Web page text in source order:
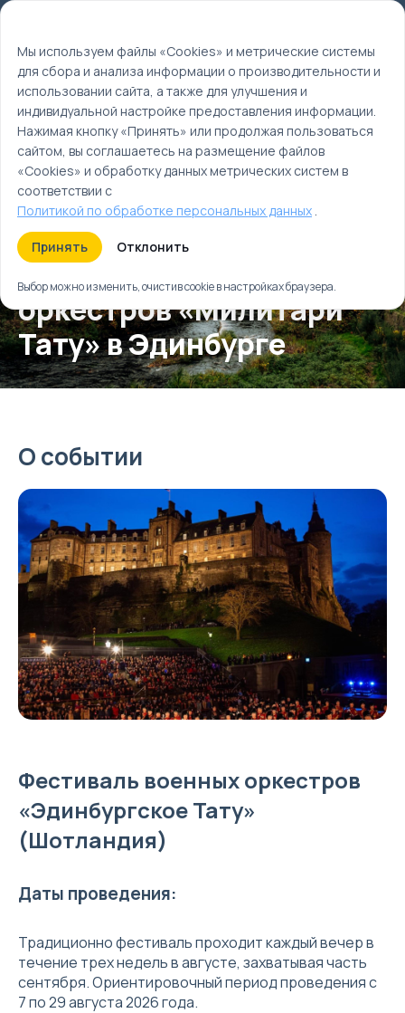
Главная
Календарь событий
Лето
Август
Фестиваль военных
оркестров «Милитари
Тату» в Эдинбурге
О событии
Фестиваль военных оркестров
«Эдинбургское Тату»
(Шотландия)
Даты проведения:
Традиционно фестиваль проходит каждый вечер в
течение трех недель в августе, захватывая часть
сентября. Ориентировочный период проведения с
7 по 29 августа 2026 года.
Мы используем файлы «Cookies» и метрические системы
для сбора и анализа информации о производительности и
использовании сайта, а также для улучшения и
индивидуальной настройке предоставления информации.
Нажимая кнопку «Принять» или продолжая пользоваться
сайтом, вы соглашаетесь на размещение файлов
«Cookies» и обработку данных метрических систем в
соответствии с
Политикой по обработке персональных данных.
Принять Отклонить
Выбор можно изменить, очистив cookie в настройках браузера.